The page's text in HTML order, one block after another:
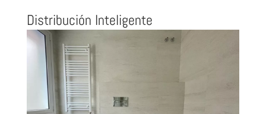
Distribución Inteligente